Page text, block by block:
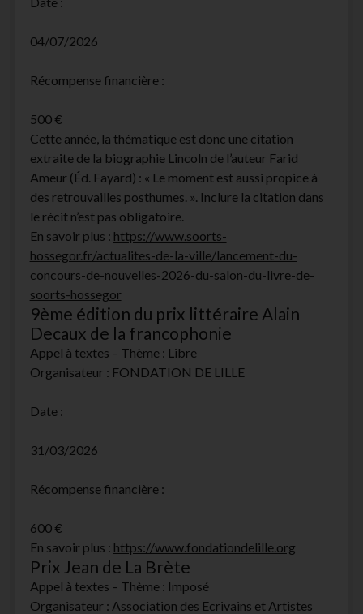
04/07/2026
Récompense financière :
500 €
Cette année, la thématique est donc une citation
extraite de la biographie Lincoln de l’auteur Farid
Ameur (Éd. Fayard) : « Le moment est aussi propice à
des retrouvailles posthumes. ». Inclure la citation dans
le récit n’est pas obligatoire.
En savoir plus : https://www.soorts-
hossegor.fr/actualites-de-la-ville/lancement-du-
concours-de-nouvelles-2026-du-salon-du-livre-de-
soorts-hossegor
9ème édition du prix littéraire Alain
Decaux de la francophonie
Appel à textes – Thème : Libre
Organisateur : FONDATION DE LILLE
Date :
31/03/2026
Récompense financière :
600 €
En savoir plus : https://www.fondationdelille.org
Prix Jean de La Brète
Appel à textes – Thème : Imposé
Organisateur : Association des Ecrivains et Artistes